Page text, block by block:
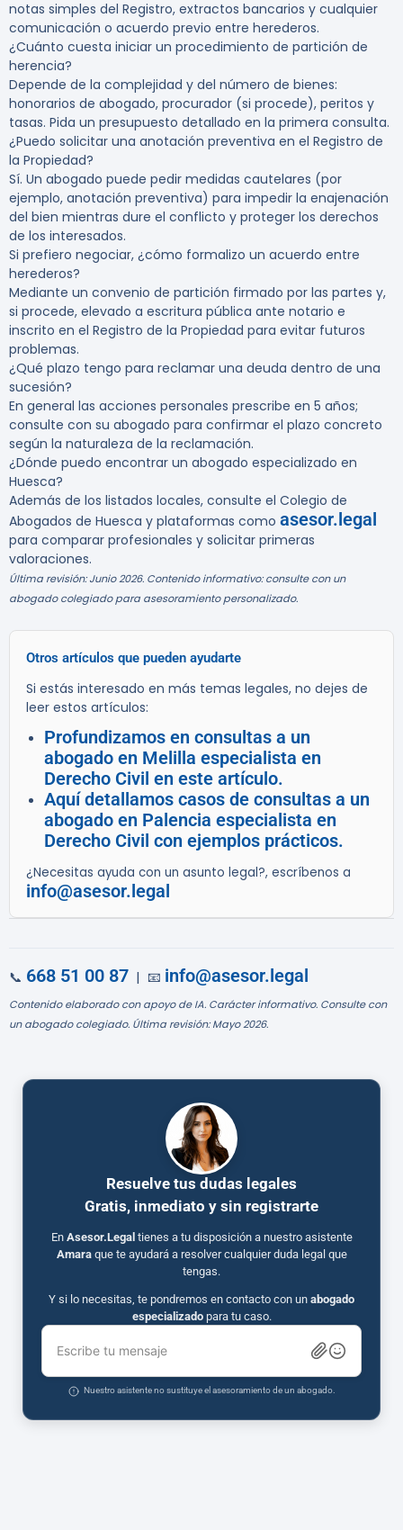
notas simples del Registro, extractos bancarios y cualquier
comunicación o acuerdo previo entre herederos.
¿Cuánto cuesta iniciar un procedimiento de partición de
herencia?
Depende de la complejidad y del número de bienes:
honorarios de abogado, procurador (si procede), peritos y
tasas. Pida un presupuesto detallado en la primera consulta.
¿Puedo solicitar una anotación preventiva en el Registro de
la Propiedad?
Sí. Un abogado puede pedir medidas cautelares (por
ejemplo, anotación preventiva) para impedir la enajenación
del bien mientras dure el conflicto y proteger los derechos
de los interesados.
Si prefiero negociar, ¿cómo formalizo un acuerdo entre
herederos?
Mediante un convenio de partición firmado por las partes y,
si procede, elevado a escritura pública ante notario e
inscrito en el Registro de la Propiedad para evitar futuros
problemas.
¿Qué plazo tengo para reclamar una deuda dentro de una
sucesión?
En general las acciones personales prescribe en 5 años;
consulte con su abogado para confirmar el plazo concreto
según la naturaleza de la reclamación.
¿Dónde puedo encontrar un abogado especializado en
Huesca?
Además de los listados locales, consulte el Colegio de
Abogados de Huesca y plataformas como asesor.legal
para comparar profesionales y solicitar primeras
valoraciones.
Última revisión: Junio 2026. Contenido informativo: consulte con un
abogado colegiado para asesoramiento personalizado.
Otros artículos que pueden ayudarte
Si estás interesado en más temas legales, no dejes de
leer estos artículos:
Profundizamos en consultas a un
abogado en Melilla especialista en
Derecho Civil en este artículo.
Aquí detallamos casos de consultas a un
abogado en Palencia especialista en
Derecho Civil con ejemplos prácticos.
¿Necesitas ayuda con un asunto legal?, escríbenos a
info@asesor.legal
📞 668 51 00 87 | 📧 info@asesor.legal
Contenido elaborado con apoyo de IA. Carácter informativo. Consulte con
un abogado colegiado. Última revisión: Mayo 2026.
Resuelve tus dudas legales
Gratis, inmediato y sin registrarte
En Asesor.Legal tienes a tu disposición a nuestro asistente
Amaraque te ayudará a resolver cualquier duda legal que
tengas.
Y si lo necesitas, te pondremos en contacto con un abogado
especializadopara tu caso.
Escribe tu mensaje
Nuestro asistente no sustituye el asesoramiento de un abogado.